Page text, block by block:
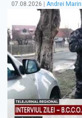
07.08.2026 Andrei